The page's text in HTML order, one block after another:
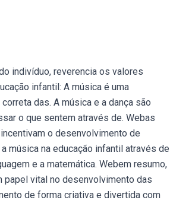
indivíduo, reverencia os valores
infantil: A música é uma
das. A música e a dança são
o que sentem através de. Webas
o desenvolvimento de
música na educação infantil através de
e a matemática. Webem resumo,
papel vital no desenvolvimento das
de forma criativa e divertida com